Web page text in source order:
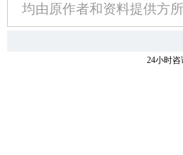
均由原作者和资料提供方所
24小时咨